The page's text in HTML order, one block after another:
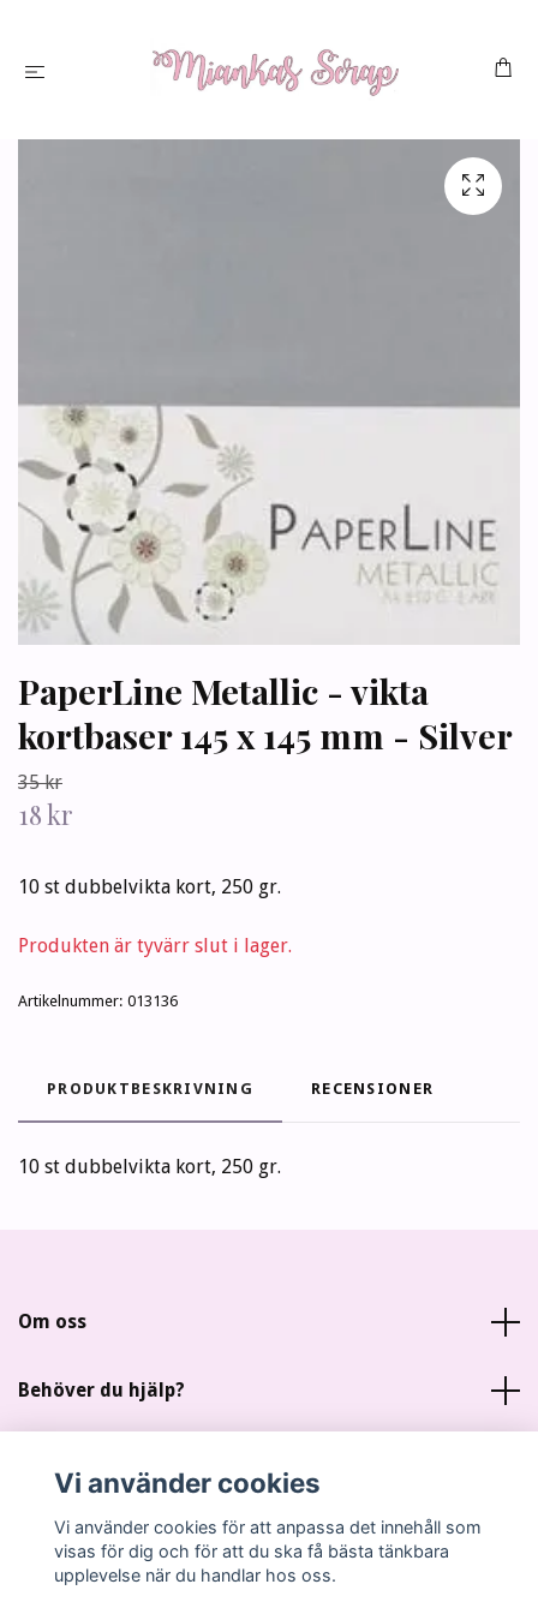
PaperLine Metallic - vikta
kortbaser 145 x 145 mm - Silver
35 kr
18 kr
10 st dubbelvikta kort, 250 gr.
Produkten är tyvärr slut i lager.
Artikelnummer: 013136
PRODUKTBESKRIVNING RECENSIONER
10 st dubbelvikta kort, 250 gr.
Om oss
Behöver du hjälp?
Sociala medier
Vi använder cookies
Vi använder cookies för att anpassa det innehåll som
visas för dig och för att du ska få bästa tänkbara
upplevelse när du handlar hos oss.